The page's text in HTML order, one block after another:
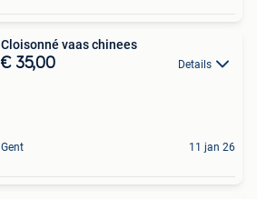
Cloisonné vaas chinees
€ 35,00 Details
Gent 11 jan 26